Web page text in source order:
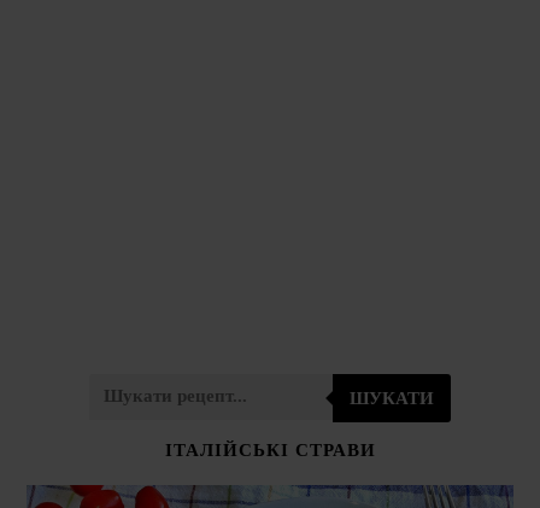
ШУКАТИ
ІТАЛІЙСЬКІ СТРАВИ